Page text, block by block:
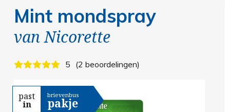
Mint mondspray
vanNicorette
5 2 beoordelingen
past
in
brievenbus
pakje